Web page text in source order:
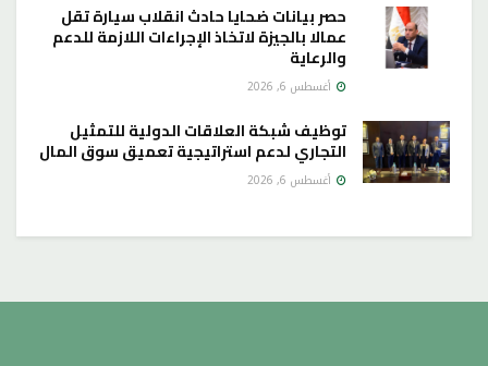
حصر بيانات ضحايا حادث انقلاب سيارة تقل
عمالا بالجيزة لاتخاذ الإجراءات اللازمة للدعم
والرعاية
أغسطس 6, 2026
توظيف شبكة العلاقات الدولية للتمثيل
التجاري لدعم استراتيجية تعميق سوق المال
أغسطس 6, 2026